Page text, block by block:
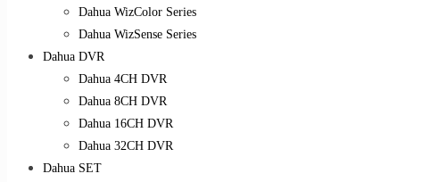
Dahua WizColor Series
Dahua WizSense Series
Dahua DVR
Dahua 4CH DVR
Dahua 8CH DVR
Dahua 16CH DVR
Dahua 32CH DVR
Dahua SET